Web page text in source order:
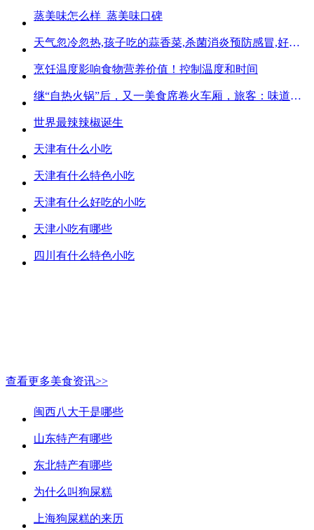
蒸美味怎么样_蒸美味口碑
天气忽冷忽热,孩子吃的蒜香菜,杀菌消炎预防感冒,好吃不贵
烹饪温度影响食物营养价值！控制温度和时间
继“自热火锅”后，又一美食席卷火车厢，旅客：味道好吃又方便
世界最辣辣椒诞生
天津有什么小吃
天津有什么特色小吃
天津有什么好吃的小吃
天津小吃有哪些
四川有什么特色小吃
查看更多美食资讯>>
闽西八大干是哪些
山东特产有哪些
东北特产有哪些
为什么叫狗屎糕
上海狗屎糕的来历